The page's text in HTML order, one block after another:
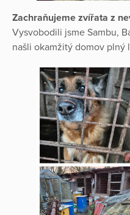
Zachraňujeme zvířata z
Vysvobodili jsme Sambu,
našli okamžitý domov plný